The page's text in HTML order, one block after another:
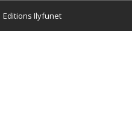
Editions Ilyfunet